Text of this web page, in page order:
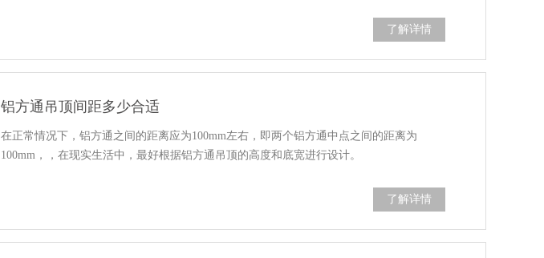
了解详情
铝方通吊顶间距多少合适
在正常情况下，铝方通之间的距离应为100mm左右，即两个铝方通中点之间的距离为
100mm，，在现实生活中，最好根据铝方通吊顶的高度和底宽进行设计。
了解详情